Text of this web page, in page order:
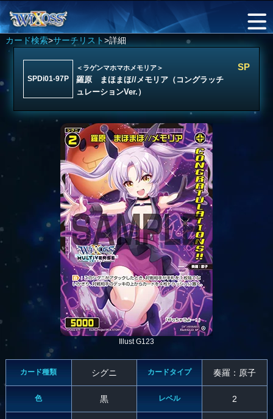
カード検索>サーチリスト>詳細
SPDi01-97P
＜ラゲンマホマホメモリア＞
羅原 まほまほ//メモリア（コングラッチ
ュレーションVer.）
SP
Illust G123
カード種類 シグニ カードタイプ 奏羅：原子
色 黒 レベル 2